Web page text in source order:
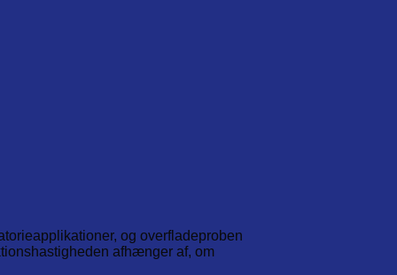
og overfladeproben
afhænger af, om